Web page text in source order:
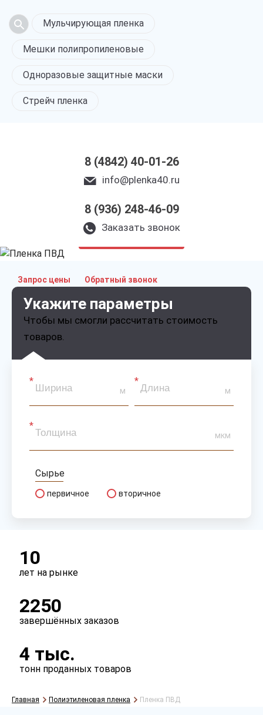
Мульчирующая пленка
Мешки полипропиленовые
Одноразовые защитные маски
Стрейч пленка
8 (4842) 40-01-26
info@plenka40.ru
8 (936) 248-46-09
Заказать звонок
ПВД пленка
в Калуге
Запрос цены Обратный звонок
Укажите параметры
Чтобы мы смогли рассчитать стоимость
товаров.
м м
мкм
Сырье
первичное вторичное
есть
10
лет на рынке
2250
завершённых заказов
4 тыс.
тонн проданных товаров
Главная Полиэтиленовая пленка Пленка ПВД